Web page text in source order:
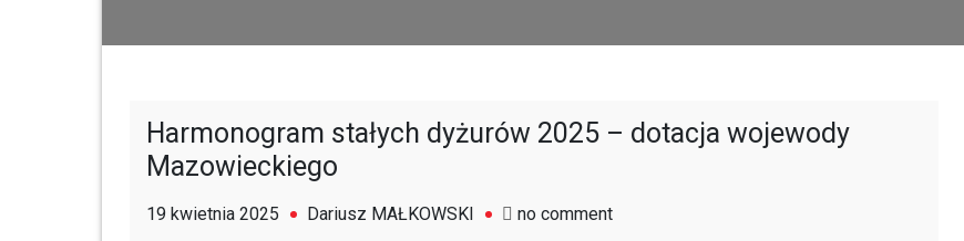
Harmonogram stałych dyżurów 2025 – dotacja wojewody
Mazowieckiego
19 kwietnia 2025 Dariusz MAŁKOWSKI no commenton